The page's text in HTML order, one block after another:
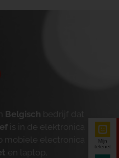
Belgisch bedrijf dat
is in de elektronica
mobiele electronica
en laptop,
Mijn
telenet